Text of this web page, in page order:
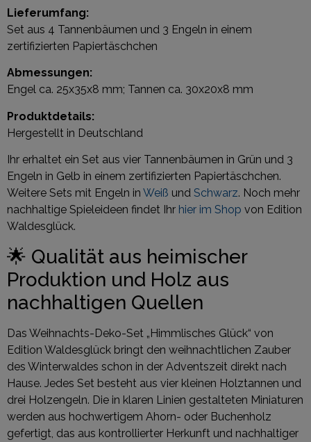
Lieferumfang:
Set aus 4 Tannenbäumen und 3 Engeln in einem
zertifizierten Papiertäschchen
Abmessungen:
Engel ca. 25x35x8 mm; Tannen ca. 30x20x8 mm
Produktdetails:
Hergestellt in Deutschland
Ihr erhaltet ein Set aus vier Tannenbäumen in Grün und 3
Engeln in Gelb in einem zertifizierten Papiertäschchen.
Weitere Sets mit Engeln in Weiß und Schwarz. Noch mehr
nachhaltige Spieleideen findet Ihr hier im Shop von Edition
Waldesglück.
🌟 Qualität aus heimischer
Produktion und Holz aus
nachhaltigen Quellen
Das Weihnachts-Deko-Set „Himmlisches Glück“ von
Edition Waldesglück bringt den weihnachtlichen Zauber
des Winterwaldes schon in der Adventszeit direkt nach
Hause. Jedes Set besteht aus vier kleinen Holztannen und
drei Holzengeln. Die in klaren Linien gestalteten Miniaturen
werden aus hochwertigem Ahorn- oder Buchenholz
gefertigt, das aus kontrollierter Herkunft und nachhaltiger